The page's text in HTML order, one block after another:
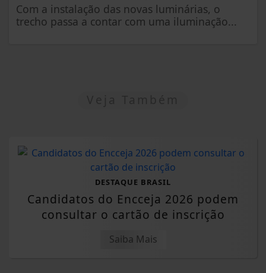
Com a instalação das novas luminárias, o
trecho passa a contar com uma iluminação...
DESTAQUE BRASIL
Candidatos do Encceja 2026 podem
consultar o cartão de inscrição
Saiba Mais